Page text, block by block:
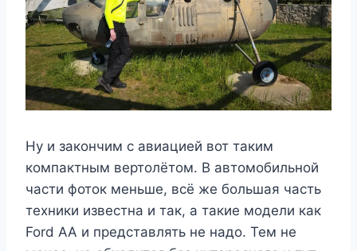
Ну и закончим с авиацией вот таким
компактным вертолётом. В автомобильной
части фоток меньше, всё же большая часть
техники известна и так, а такие модели как
Ford AA и представлять не надо. Тем не